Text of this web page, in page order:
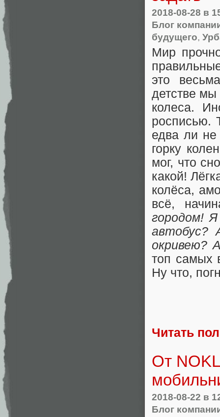
2018-08-28 в
Блог
будущего,
Мир
это
детстве
колеса.
росписью.
едва ли
горку
мог, что
какой!
колёса,
всё,
городом!
окривею?
топ самых
Ну что,
Читать
От
2018-08-22 в
Блог